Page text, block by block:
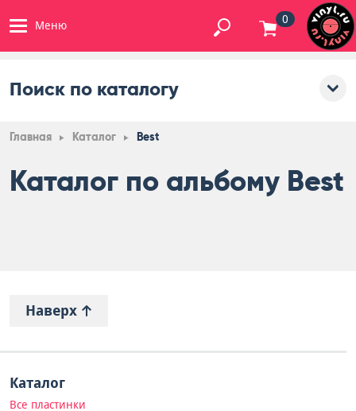
Меню 0
Поиск по каталогу
Главная Каталог Best
Каталог по альбому Best
Наверх
Каталог
Все пластинки